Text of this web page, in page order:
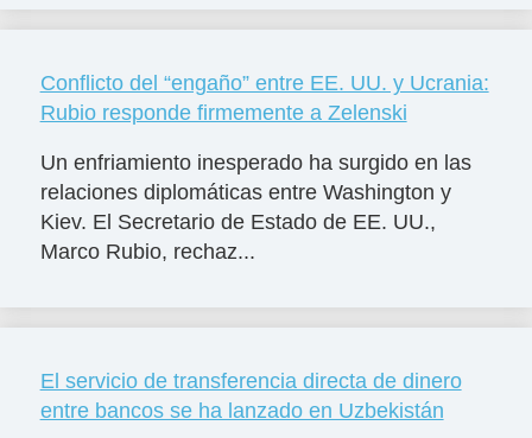
Conflicto del “engaño” entre EE. UU. y Ucrania:
Rubio responde firmemente a Zelenski
Un enfriamiento inesperado ha surgido en las
relaciones diplomáticas entre Washington y
Kiev. El Secretario de Estado de EE. UU.,
Marco Rubio, rechaz...
El servicio de transferencia directa de dinero
entre bancos se ha lanzado en Uzbekistán